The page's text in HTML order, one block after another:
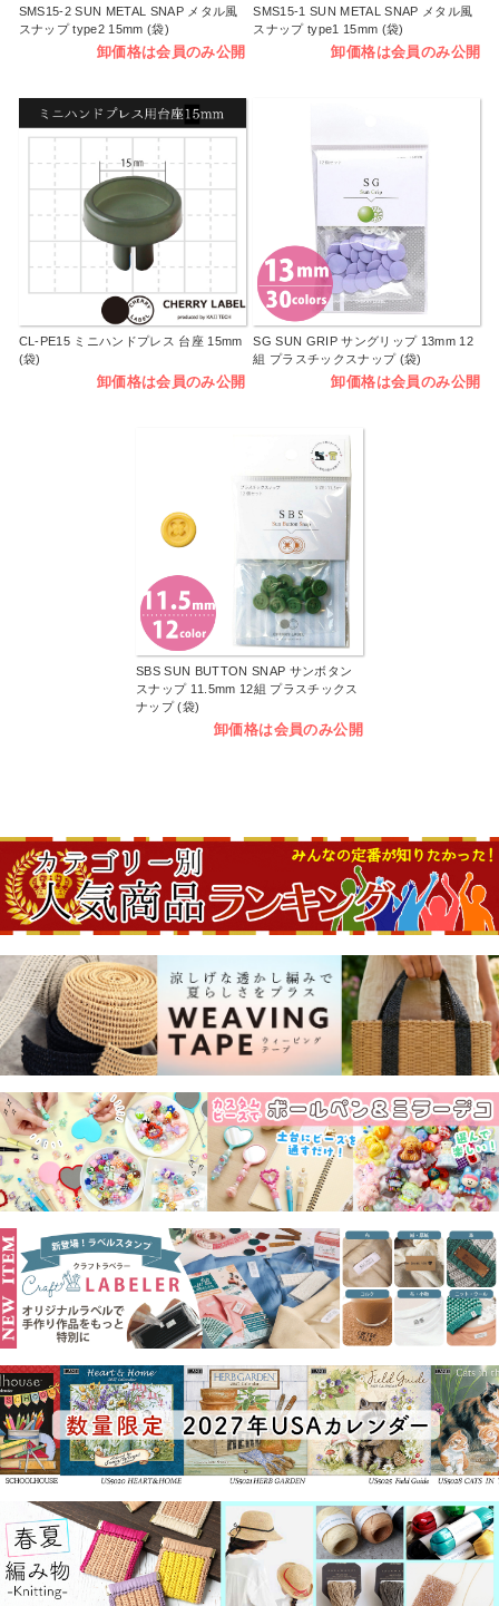
SMS15-2 SUN METAL SNAP メタル風
スナップ type2 15mm (袋)
卸価格は会員のみ公開
SMS15-1 SUN METAL SNAP メタル風
スナップ type1 15mm (袋)
卸価格は会員のみ公開
CL-PE15 ミニハンドプレス 台座 15mm
(袋)
卸価格は会員のみ公開
SG SUN GRIP サングリップ 13mm 12
組 プラスチックスナップ (袋)
卸価格は会員のみ公開
SBS SUN BUTTON SNAP サンボタン
スナップ 11.5mm 12組 プラスチックス
ナップ (袋)
卸価格は会員のみ公開